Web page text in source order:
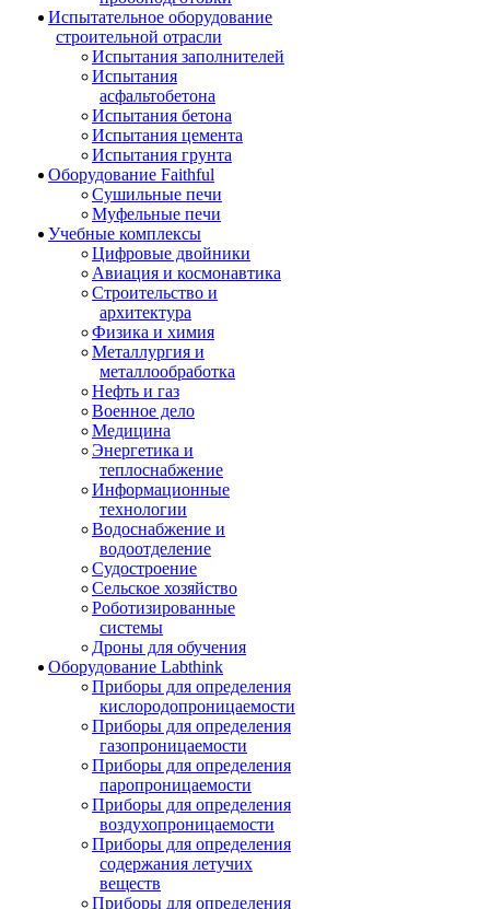
Испытательное оборудование
строительной отрасли
Испытания заполнителей
Испытания
асфальтобетона
Испытания бетона
Испытания цемента
Испытания грунта
Оборудование Faithful
Сушильные печи
Муфельные печи
Учебные комплексы
Цифровые двойники
Авиация и космонавтика
Строительство и
архитектура
Физика и химия
Металлургия и
металлообработка
Нефть и газ
Военное дело
Медицина
Энергетика и
теплоснабжение
Информационные
технологии
Водоснабжение и
водоотделение
Судостроение
Сельское хозяйство
Роботизированные
системы
Дроны для обучения
Оборудование Labthink
Приборы для определения
кислородопроницаемости
Приборы для определения
газопроницаемости
Приборы для определения
паропроницаемости
Приборы для определения
воздухопроницаемости
Приборы для определения
содержания летучих
веществ
Приборы для определения